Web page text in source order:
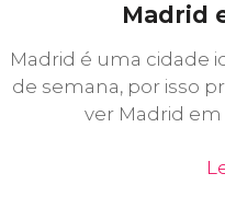
Madrid
Madrid é uma cidade
de semana, por isso
ver Madrid em